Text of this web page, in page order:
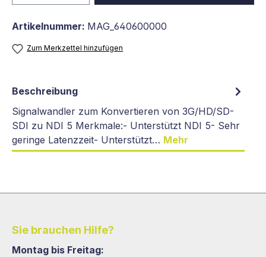
Artikelnummer: MAG_640600000
Zum Merkzettel hinzufügen
Beschreibung
Signalwandler zum Konvertieren von 3G/HD/SD-
SDI zu NDI 5 Merkmale:- Unterstützt NDI 5- Sehr
geringe Latenzzeit- Unterstützt… Mehr
Sie brauchen Hilfe?
Montag bis Freitag: